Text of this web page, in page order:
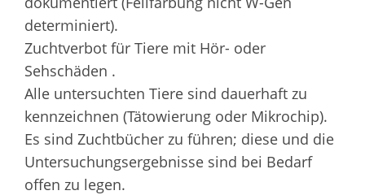
determiniert).
Zuchtverbot für Tiere mit Hör- oder
Sehschäden .
Alle untersuchten Tiere sind dauerhaft zu
kennzeichnen (Tätowierung oder Mikrochip).
Es sind Zuchtbücher zu führen; diese und die
Untersuchungsergebnisse sind bei Bedarf
offen zu legen.